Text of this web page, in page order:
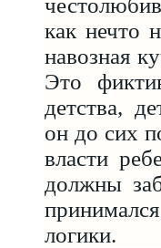
как нечто
навозная
Это
детства,
он до сих
власти
должны
логики.